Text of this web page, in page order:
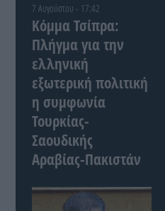
7 Αυγούστου - 17:42
Κόμμα Τσίπρα:
Πλήγμα για την
ελληνική
εξωτερική πολιτική
η συμφωνία
Τουρκίας-
Σαουδικής
Αραβίας-Πακιστάν